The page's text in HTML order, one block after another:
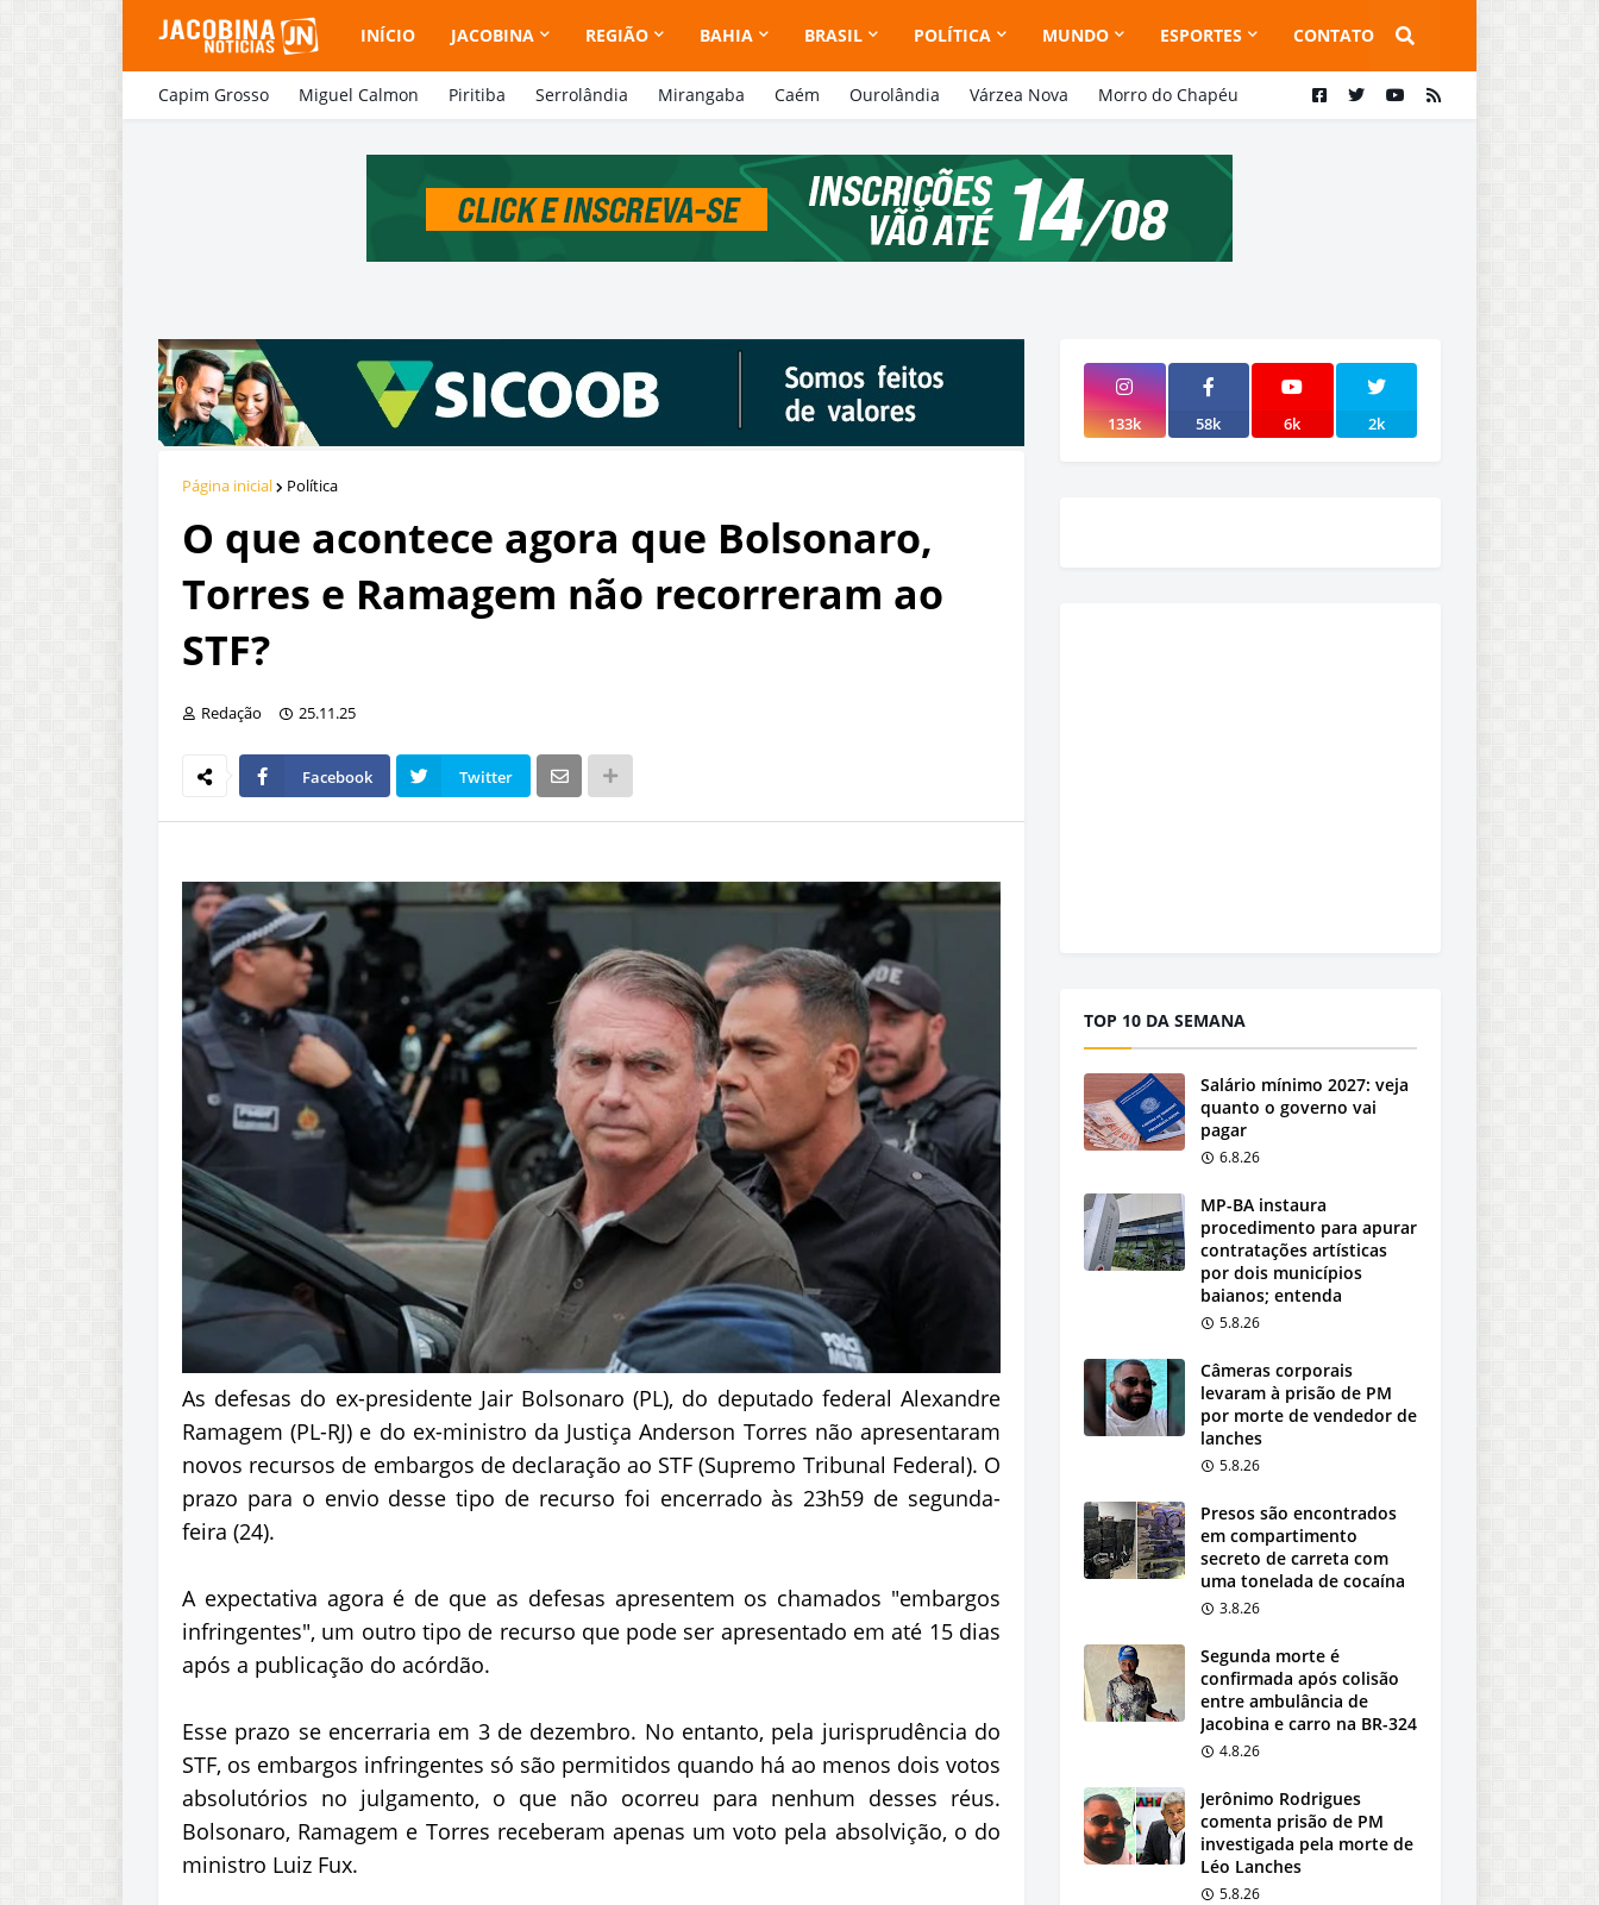
INÍCIO JACOBINA REGIÃO BAHIA BRASIL POLÍTICA MUNDO ESPORTES CONTATO
Capim Grosso Miguel Calmon Piritiba Serrolândia Mirangaba Caém Ourolândia Várzea Nova Morro do Chapéu
Página inicial Política
O que acontece agora que Bolsonaro,
Torres e Ramagem não recorreram ao
STF?
Redação 25.11.25
Facebook Twitter
As defesas do ex-presidente Jair Bolsonaro (PL), do deputado federal Alexandre
Ramagem (PL-RJ) e do ex-ministro da Justiça Anderson Torres não apresentaram
novos recursos de embargos de declaração ao STF (Supremo Tribunal Federal). O
prazo para o envio desse tipo de recurso foi encerrado às 23h59 de segunda-
feira (24).
A expectativa agora é de que as defesas apresentem os chamados "embargos
infringentes", um outro tipo de recurso que pode ser apresentado em até 15 dias
após a publicação do acórdão.
Esse prazo se encerraria em 3 de dezembro. No entanto, pela jurisprudência do
STF, os embargos infringentes só são permitidos quando há ao menos dois votos
absolutórios no julgamento, o que não ocorreu para nenhum desses réus.
Bolsonaro, Ramagem e Torres receberam apenas um voto pela absolvição, o do
ministro Luiz Fux.
133k 58k 6k 2k
TOP 10 DA SEMANA
Salário mínimo 2027: veja
quanto o governo vai
pagar
6.8.26
MP-BA instaura
procedimento para apurar
contratações artísticas
por dois municípios
baianos; entenda
5.8.26
Câmeras corporais
levaram à prisão de PM
por morte de vendedor de
lanches
5.8.26
Presos são encontrados
em compartimento
secreto de carreta com
uma tonelada de cocaína
3.8.26
Segunda morte é
confirmada após colisão
entre ambulância de
Jacobina e carro na BR-324
4.8.26
Jerônimo Rodrigues
comenta prisão de PM
investigada pela morte de
Léo Lanches
5.8.26